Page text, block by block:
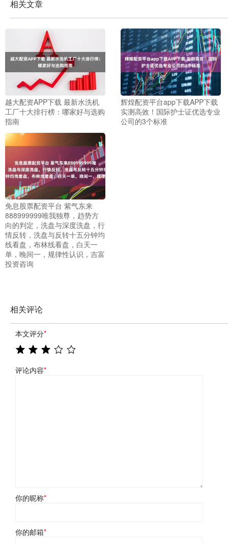
相关文章
越大配资APP下载 最新水洗机
工厂十大排行榜：哪家好与选购
指南
辉煌配资平台app下载APP下载
实测高效！国际护士证优选专业
公司的3个标准
免息股票配资平台 紫气东来
888999999唯我独尊，趋势方
向的判定，洗盘与深度洗盘，行
情反转，洗盘与反转十五分钟均
线看盘，布林线看盘，白天一
单，晚间一，规律性认识，吉富
投资咨询
相关评论
本文评分*
评论内容*
你的昵称*
你的邮箱*